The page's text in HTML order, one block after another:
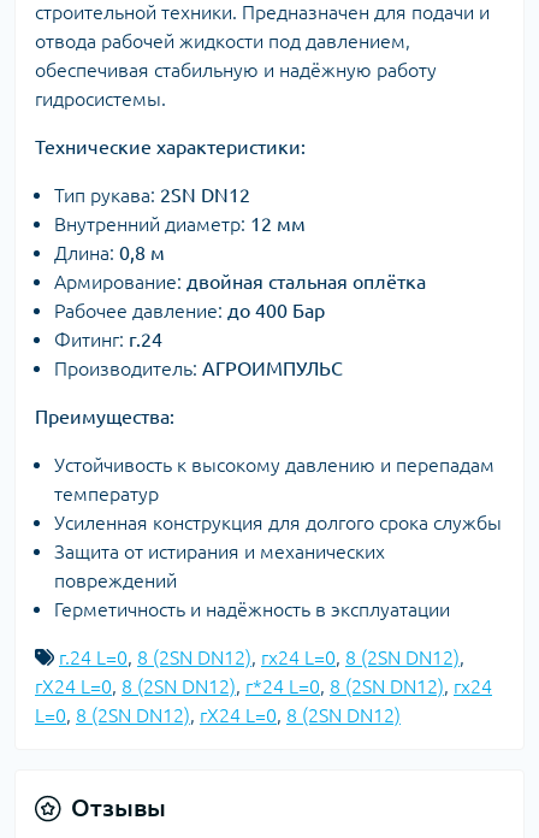
строительной техники. Предназначен для подачи и
отвода рабочей жидкости под давлением,
обеспечивая стабильную и надёжную работу
гидросистемы.
Технические характеристики:
Тип рукава: 2SN DN12
Внутренний диаметр: 12 мм
Длина: 0,8 м
Армирование: двойная стальная оплётка
Рабочее давление: до 400 Бар
Фитинг: г.24
Производитель: АГРОИМПУЛЬС
Преимущества:
Устойчивость к высокому давлению и перепадам
температур
Усиленная конструкция для долгого срока службы
Защита от истирания и механических
повреждений
Герметичность и надёжность в эксплуатации
г.24 L=0, 8 (2SN DN12), гx24 L=0, 8 (2SN DN12),
гX24 L=0, 8 (2SN DN12), г*24 L=0, 8 (2SN DN12), гх24
L=0, 8 (2SN DN12), гХ24 L=0, 8 (2SN DN12)
Отзывы